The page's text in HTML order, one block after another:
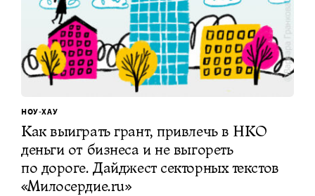
НОУ-ХАУ
Как выиграть грант, привлечь в НКО
деньги от бизнеса и не выгореть
по дороге. Дайджест секторных текстов
«Милосердие.ru»